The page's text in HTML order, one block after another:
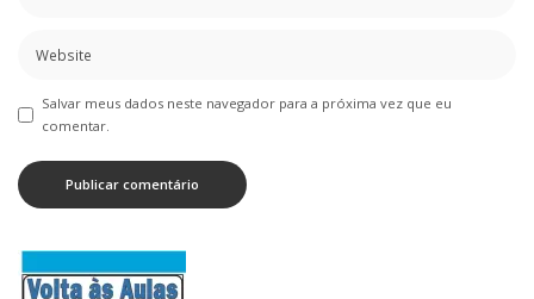
Salvar meus dados neste navegador para a próxima vez que eu
comentar.